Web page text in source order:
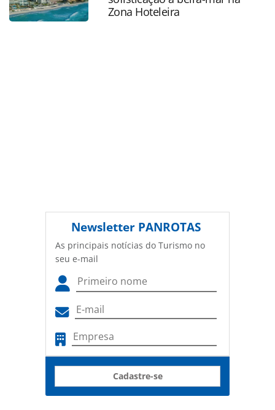
Editora é protegido pela legislação brasileira sobre direito
autoral. Não reproduza o conteúdo sem autorização da
Zona Hoteleira
Newsletter PANROTAS
As principais notícias do Turismo no
seu e-mail
Cadastre-se